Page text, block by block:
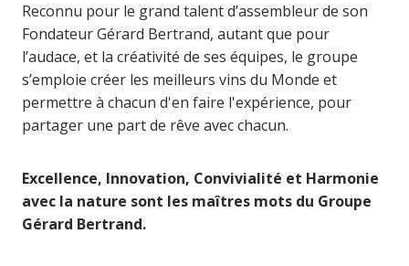
Reconnu pour le grand talent d’assembleur de son
Fondateur Gérard Bertrand, autant que pour
l’audace, et la créativité de ses équipes, le groupe
s’emploie créer les meilleurs vins du Monde et
permettre à chacun d'en faire l'expérience, pour
partager une part de rêve avec chacun.
Excellence, Innovation, Convivialité et Harmonie
avec la nature sont les maîtres mots du Groupe
Gérard Bertrand.